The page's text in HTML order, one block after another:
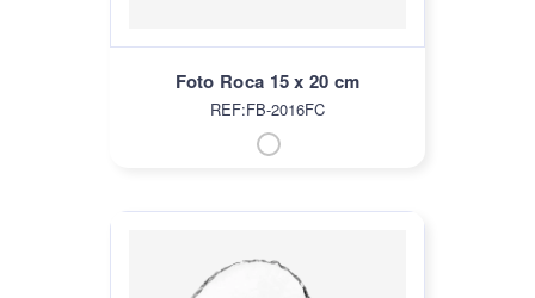
Foto Roca 15 x 20 cm
REF:FB-2016FC